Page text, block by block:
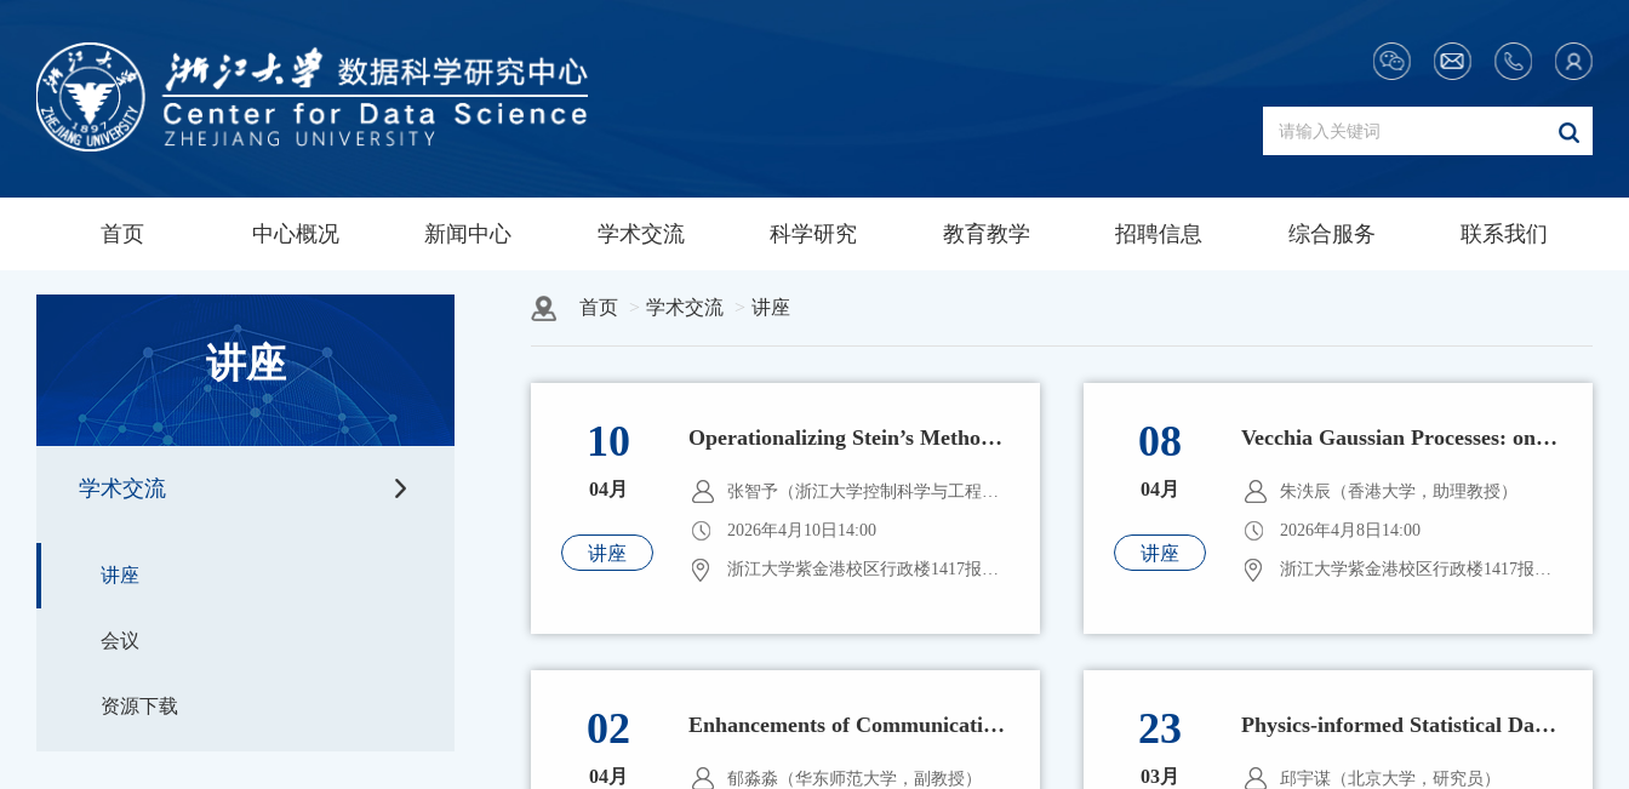
首页 中心概况 新闻中心 学术交流 科学研究 教育教学 招聘信息 综合服务 联系我们
讲座
学术交流
讲座
会议
资源下载
首页 学术交流 讲座
10
04月
讲座
Operationalizing Stein’s Method for Online Linear Optimization
2026年4月10日14:00
08
04月
讲座
Vecchia Gaussian Processes: on probabilistic and statistical properties
朱泆辰（香港大学，助理教授）
2026年4月8日14:00
02
04月
Enhancements of Communication-Efficient Distributed Statistical Inference and Its Privacy Preservation
郁淼淼（华东师范大学，副教授）
23
03月
Physics-informed Statistical Data Fusion for Reconstructing 3D Current Fields of Oceanic Eddies
邱宇谋（北京大学，研究员）